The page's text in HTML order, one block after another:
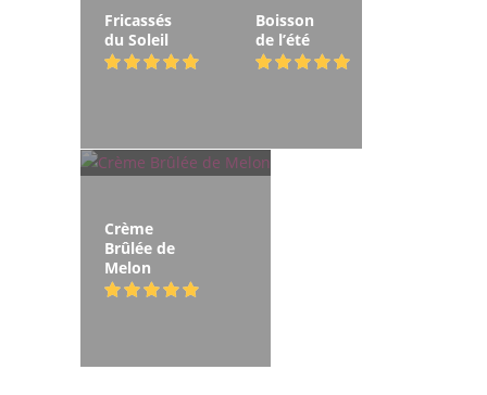
Fricassés
du Soleil
Boisson
de l’été
Crème
Brûlée de
Melon